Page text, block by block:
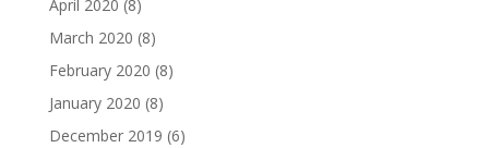
April 2020 (8)
March 2020 (8)
February 2020 (8)
January 2020 (8)
December 2019 (6)